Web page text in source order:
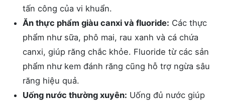
tấn công của vi khuẩn.
Ăn thực phẩm giàu canxi và fluoride: Các thực
phẩm như sữa, phô mai, rau xanh và cá chứa
canxi, giúp răng chắc khỏe. Fluoride từ các sản
phẩm như kem đánh răng cũng hỗ trợ ngừa sâu
răng hiệu quả.
Uống nước thường xuyên: Uống đủ nước giúp